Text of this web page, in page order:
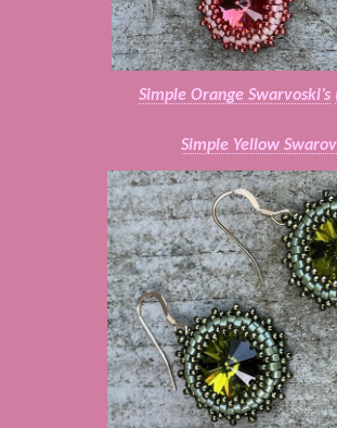
Simple Orange Swarvoski’s
Simple Yellow